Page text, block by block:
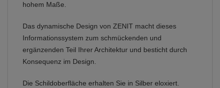
hohem Maße.
Das dynamische Design von ZENIT macht dieses
Informationssystem zum schmückenden und
ergänzenden Teil Ihrer Architektur und besticht durch
Konsequenz im Design.
Die Schildoberfläche erhalten Sie in Silber eloxiert.